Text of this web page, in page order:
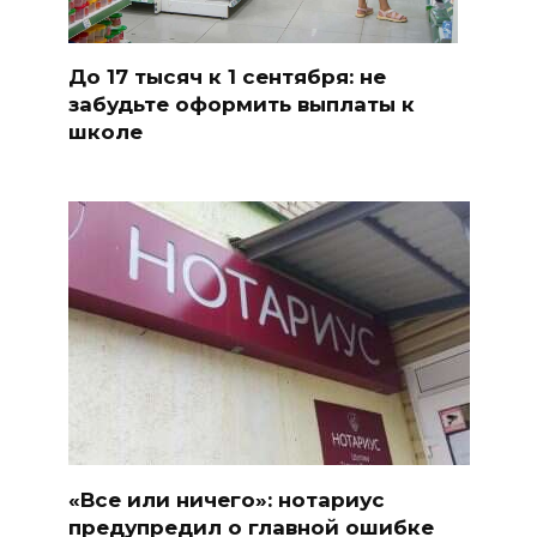
До 17 тысяч к 1 сентября: не
забудьте оформить выплаты к
школе
«Все или ничего»: нотариус
предупредил о главной ошибке